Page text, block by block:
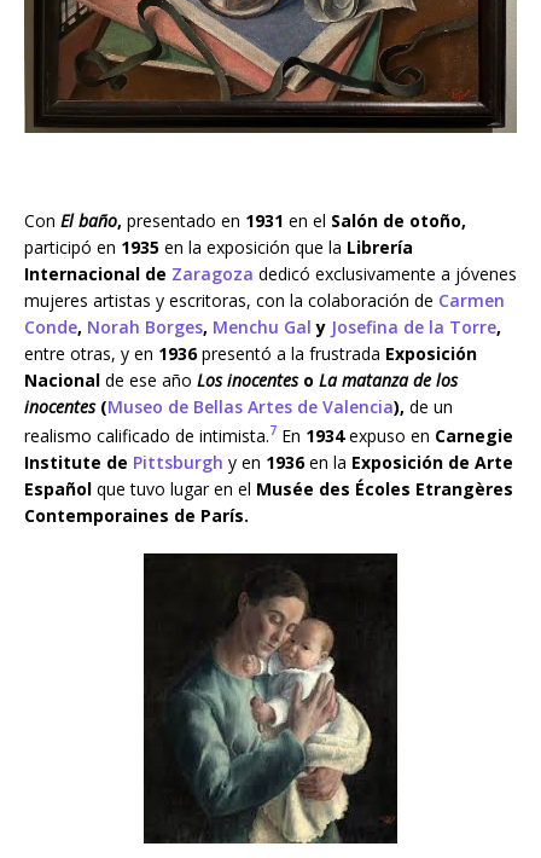
Con El baño, presentado en 1931 en el Salón de otoño,
participó en 1935 en la exposición que la Librería
Internacional de Zaragoza dedicó exclusivamente a jóvenes
mujeres artistas y escritoras, con la colaboración de Carmen
Conde, Norah Borges, Menchu Gal y Josefina de la Torre,
entre otras, y en 1936presentó a la frustrada Exposición
Nacional de ese año Los inocenteso La matanza de los
inocentes(Museo de Bellas Artes de Valencia), de un
realismo calificado de intimista.7 ​ En 1934expuso en Carnegie
Institute de Pittsburgh y en 1936en la Exposición de Arte
Español que tuvo lugar en el Musée des Écoles Etrangères
Contemporaines de París.